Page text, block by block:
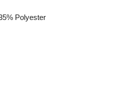
Polyester